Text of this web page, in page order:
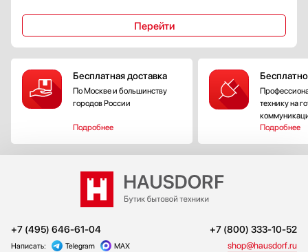
Перейти
Бесплатная доставка
По Москве и большинству
городов России
Подробнее
технику на
Подробнее
+7 (495) 646-61-04 +7 (800) 333-10-52
Написать: Telegram MAX shop@hausdorf.ru